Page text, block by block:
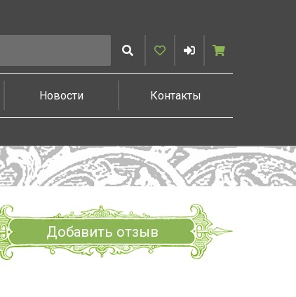
ИскатьИзбранное
ВойтиКорзина
Новости Контакты
Добавить отзыв